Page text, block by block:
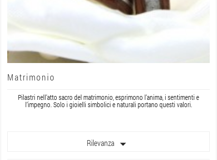
Matrimonio
Pilastri nell’atto sacro del matrimonio, esprimono l’anima, i sentimenti e
l’impegno. Solo i gioielli simbolici e naturali portano questi valori.
Rilevanza 